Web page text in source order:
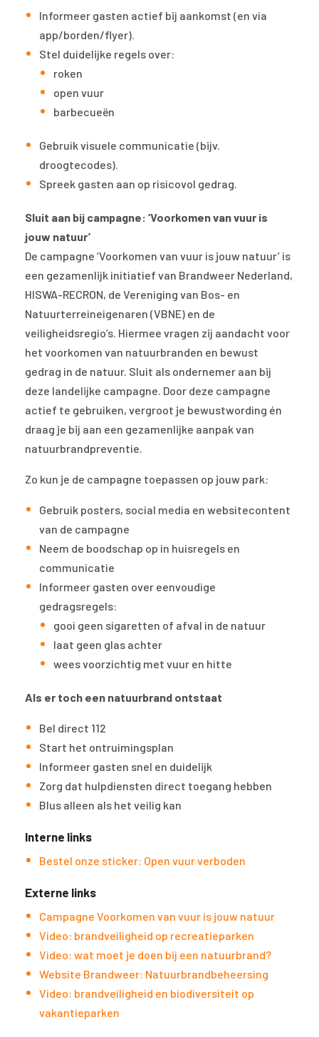
Informeer gasten actief bij aankomst (en via
app/borden/flyer).
Stel duidelijke regels over:
roken
open vuur
barbecueën
Gebruik visuele communicatie (bijv.
droogtecodes).
Spreek gasten aan op risicovol gedrag.
Sluit aan bij campagne: ‘Voorkomen van vuur is
jouw natuur’
De campagne ‘Voorkomen van vuur is jouw natuur’ is
een gezamenlijk initiatief van Brandweer Nederland,
HISWA-RECRON, de Vereniging van Bos- en
Natuurterreineigenaren (VBNE) en de
veiligheidsregio’s. Hiermee vragen zij aandacht voor
het voorkomen van natuurbranden en bewust
gedrag in de natuur. Sluit als ondernemer aan bij
deze landelijke campagne. Door deze campagne
actief te gebruiken, vergroot je bewustwording én
draag je bij aan een gezamenlijke aanpak van
natuurbrandpreventie.
Zo kun je de campagne toepassen op jouw park:
Gebruik posters, social media en websitecontent
van de campagne
Neem de boodschap op in huisregels en
communicatie
Informeer gasten over eenvoudige
gedragsregels:
gooi geen sigaretten of afval in de natuur
laat geen glas achter
wees voorzichtig met vuur en hitte
Als er toch een natuurbrand ontstaat
Bel direct 112
Start het ontruimingsplan
Informeer gasten snel en duidelijk
Zorg dat hulpdiensten direct toegang hebben
Blus alleen als het veilig kan
Interne links
Bestel onze sticker: Open vuur verboden
Externe links
Campagne Voorkomen van vuur is jouw natuur
Video: brandveiligheid op recreatieparken
Video: wat moet je doen bij een natuurbrand?
Website Brandweer: Natuurbrandbeheersing
Video: brandveiligheid en biodiversiteit op
vakantieparken